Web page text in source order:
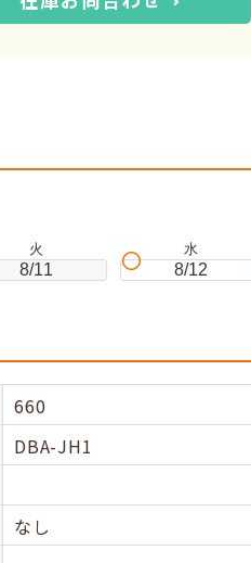
火
8/11
水
8/12
660
DBA-JH1
なし